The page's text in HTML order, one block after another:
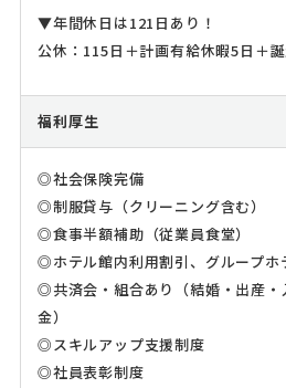
▼年間休日は121日あり！
公休：115日＋計画有給休暇5日＋
福利厚生
◎社会保険完備
◎制服貸与（クリーニング含む）
◎食事半額補助（従業員食堂）
◎ホテル館内利用割引、グループホ
◎共済会・組合あり（結婚・出産・
金）
◎スキルアップ支援制度
◎社員表彰制度